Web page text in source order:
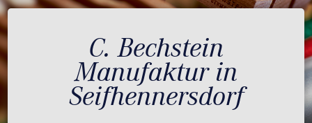
C. Bechstein
Manufaktur in
Seifhennersdorf